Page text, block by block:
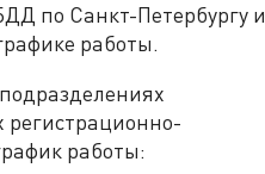
по Санкт-Петербургу и
работы.
работы: